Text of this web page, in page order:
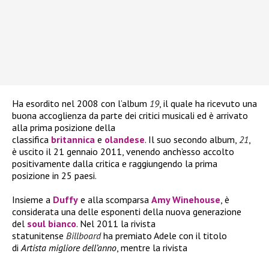
Ha esordito nel 2008 con l’album 19, il quale ha ricevuto una
buona accoglienza da parte dei critici musicali ed è arrivato
alla prima posizione della
classifica britannica e olandese. Il suo secondo album, 21,
è uscito il 21 gennaio 2011, venendo anch’esso accolto
positivamente dalla critica e raggiungendo la prima
posizione in 25 paesi.
Insieme a Duffy e alla scomparsa Amy Winehouse, è
considerata una delle esponenti della nuova generazione
del soul bianco. Nel 2011 la rivista
statunitense Billboardha premiato Adele con il titolo
diArtista migliore dell’anno, mentre la rivista